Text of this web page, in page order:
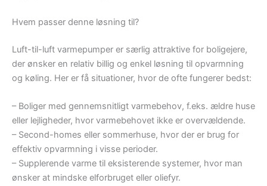
Hvem passer denne løsning til?
Luft-til-luft varmepumper er særlig attraktive for boligejere,
der ønsker en relativ billig og enkel løsning til opvarmning
og køling. Her er få situationer, hvor de ofte fungerer bedst:
– Boliger med gennemsnitligt varmebehov, f.eks. ældre huse
eller lejligheder, hvor varmebehovet ikke er overvældende.
– Second-homes eller sommerhuse, hvor der er brug for
effektiv opvarmning i visse perioder.
– Supplerende varme til eksisterende systemer, hvor man
ønsker at mindske elforbruget eller oliefyr.